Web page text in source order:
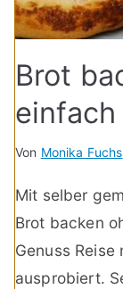
Brot
einfach
Von Monika Fuchs
Mit selber
Brot backen
Genuss
ausprobiert.